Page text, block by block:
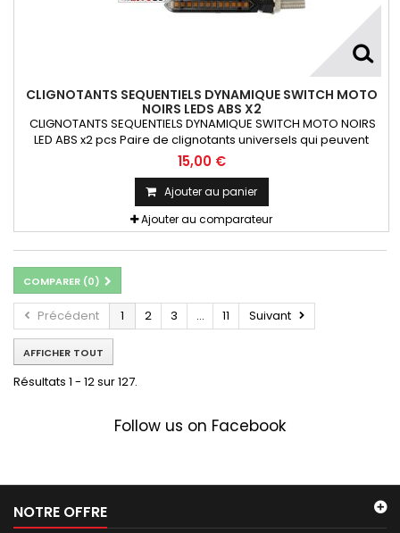
CLIGNOTANTS SEQUENTIELS DYNAMIQUE SWITCH MOTO
NOIRS LEDS ABS X2
CLIGNOTANTS SEQUENTIELS DYNAMIQUE SWITCH MOTO NOIRS
LED ABS x2 pcs Paire de clignotants universels qui peuvent
être adaptables sur toutes motos ou scooters
15,00 €
Ajouter au panier
Ajouter au comparateur
COMPARER (0)
Précédent 1 2 3 ... 11 Suivant
AFFICHER TOUT
Résultats 1 - 12 sur 127.
Follow us on Facebook
NOTRE OFFRE